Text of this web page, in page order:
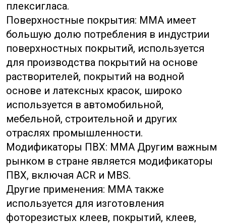
плексигласа.
Поверхностные покрытия: ММА имеет
большую долю потребления в индустрии
поверхностных покрытий, используется
для производства покрытий на основе
растворителей, покрытий на водной
основе и латексных красок, широко
используется в автомобильной,
мебельной, строительной и других
отраслях промышленности.
Модификаторы ПВХ: MMA Другим важным
рынком в стране является модификаторы
ПВХ, включая ACR и MBS.
Другие применения: ММА также
используется для изготовления
фоторезистых клеев, покрытий, клеев,